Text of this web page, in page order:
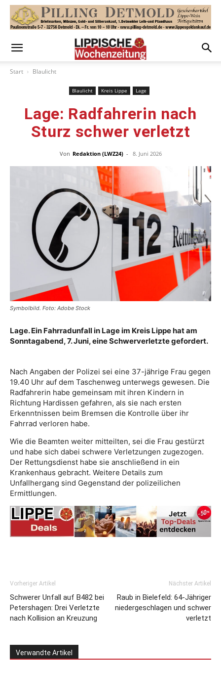
Start Blaulicht
Blaulicht Kreis Lippe Lage
Lage: Radfahrerin nach
Sturz schwer verletzt
Von Redaktion (LWZ24) - 8. Juni 2026
Symbolbild. Foto: Adobe Stock
Lage. Ein Fahrradunfall in Lage im Kreis Lippe hat am
Sonntagabend, 7. Juni, eine Schwerverletzte gefordert.
Nach Angaben der Polizei sei eine 37-jährige Frau gegen
19.40 Uhr auf dem Taschenweg unterwegs gewesen. Die
Radfahrerin habe gemeinsam mit ihren Kindern in
Richtung Hardissen gefahren, als sie nach ersten
Erkenntnissen beim Bremsen die Kontrolle über ihr
Fahrrad verloren habe.
Wie die Beamten weiter mitteilten, sei die Frau gestürzt
und habe sich dabei schwere Verletzungen zugezogen.
Der Rettungsdienst habe sie anschließend in ein
Krankenhaus gebracht. Weitere Details zum
Unfallhergang sind Gegenstand der polizeilichen
Ermittlungen.
Vorheriger Artikel
Schwerer Unfall auf B482 bei
Petershagen: Drei Verletzte
nach Kollision an Kreuzung
Nächster Artikel
Raub in Bielefeld: 64-Jähriger
niedergeschlagen und schwer
verletzt
Verwandte Artikel